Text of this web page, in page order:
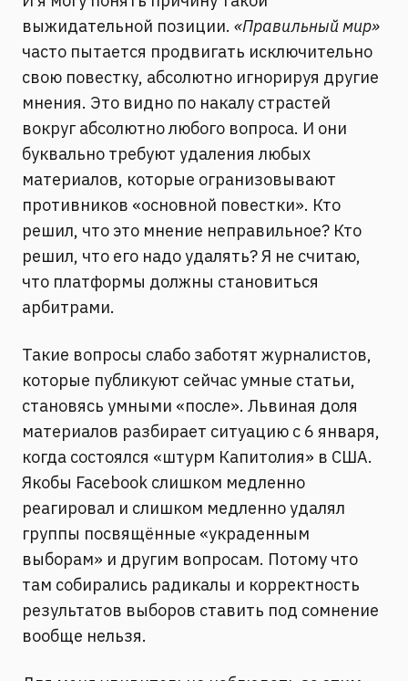
выжидательной позиции. «Правильный мир»
часто пытается продвигать исключительно
свою повестку, абсолютно игнорируя другие
мнения. Это видно по накалу страстей
вокруг абсолютно любого вопроса. И они
буквально требуют удаления любых
материалов, которые огранизовывают
противников «основной повестки». Кто
решил, что это мнение неправильное? Кто
решил, что его надо удалять? Я не считаю,
что платформы должны становиться
арбитрами.
Такие вопросы слабо заботят журналистов,
которые публикуют сейчас умные статьи,
становясь умными «после». Львиная доля
материалов разбирает ситуацию с 6 января,
когда состоялся «штурм Капитолия» в США.
Якобы Facebook слишком медленно
реагировал и слишком медленно удалял
группы посвящённые «украденным
выборам» и другим вопросам. Потому что
там собирались радикалы и корректность
результатов выборов ставить под сомнение
вообще нельзя.